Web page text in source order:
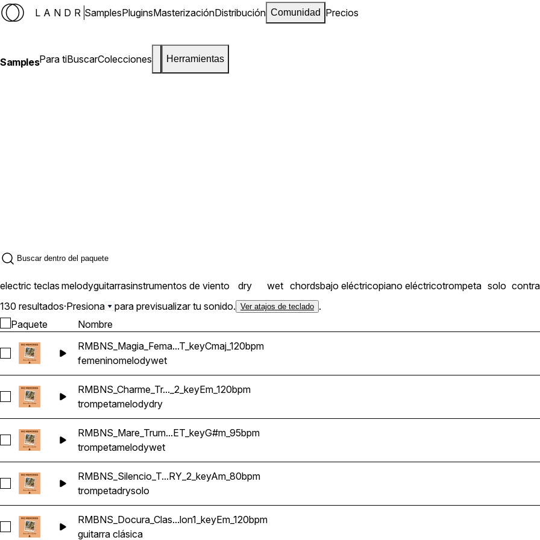
LANDR SamplesPluginsMasterizaciónDistribución Comunidad Precios
SamplesPara tiBuscarColecciones Herramientas
electric teclas melodyguitarrasinstrumentos de viento dry wet chordsbajo eléctricopiano eléctricotrompeta solo
130 resultados·Presiona para previsualizar tu sonido. Ver atajos de teclado .
Paquete
Nombre
Seleccionar RMBNS_Magia_Female_Vocal_Melody_WET_keyCmaj_120bpm
RMBNS_Magia_Fema...T_keyCmaj_120bpm
femeninomelodywet
Seleccionar RMBNS_Charme_Trumpet_Melody_DRY_2_keyEm_120bpm
RMBNS_Charme_Tr..._2_keyEm_120bpm
trompetamelodydry
Seleccionar RMBNS_Mare_Trumpet_Melody_WET_keyG#m_95bpm
RMBNS_Mare_Trum...ET_keyG#m_95bpm
trompetamelodywet
Seleccionar RMBNS_Silencio_Trumpet_Solo_DRY_2_keyAm_80bpm
RMBNS_Silencio_T...RY_2_keyAm_80bpm
trompetadrysolo
Seleccionar RMBNS_Docura_Classical_Guitar_Nylon1_keyEm_120bpm
RMBNS_Docura_Clas...lon1_keyEm_120bpm
guitarra clásica